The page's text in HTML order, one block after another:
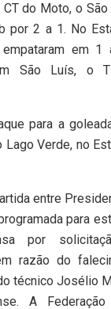
do Moto, o
por 2 a 1. No
em 1
São Luís, o
para a
Lago Verde, no
entre
para
por
razão do
técnico Josélio
A Federação